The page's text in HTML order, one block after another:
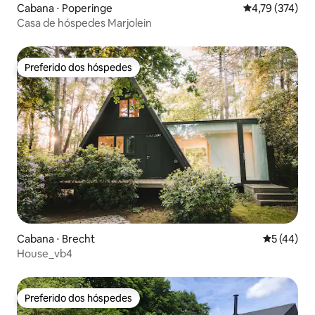
Cabana ⋅ Poperinge 4,79 de uma
4,79 (374)
Casa de hóspedes Marjolein
Preferido dos hóspedes
Preferido dos hóspedes
Cabana ⋅ Brecht 5 de uma
5 (44)
House_vb4
Preferido dos hóspedes
Preferido dos hóspedes